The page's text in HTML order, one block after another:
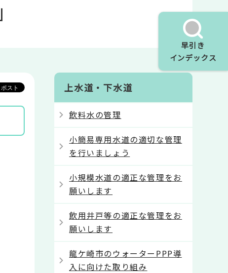
早引き
インデックス
上水道・下水道
飲料水の管理
小簡易専用水道の適切な管理
を行いましょう
小規模水道の適正な管理をお
願いします
飲用井戸等の適正な管理をお
願いします
龍ケ崎市のウォーターPPP導
入に向けた取り組み